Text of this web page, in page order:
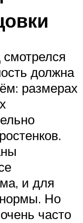
должна
размерах
и для
нормы. Но
часто